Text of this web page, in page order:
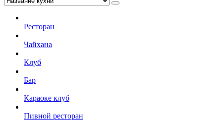
Ресторан
Чайхана
Клуб
Бар
Караоке клуб
Пивной ресторан